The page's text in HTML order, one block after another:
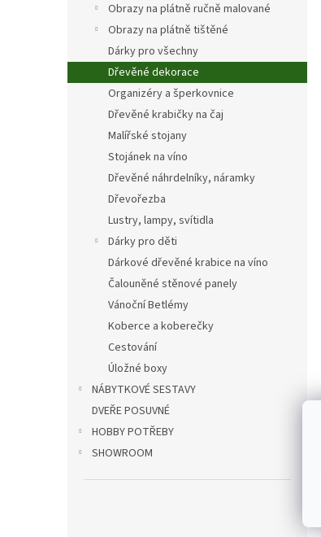
Obrazy na plátně ručně malované
Obrazy na plátně tištěné
Dárky pro všechny
Dřevěné dekorace
Organizéry a šperkovnice
Dřevěné krabičky na čaj
Malířské stojany
Stojánek na víno
Dřevěné náhrdelníky, náramky
Dřevořezba
Lustry, lampy, svítidla
Dárky pro děti
Dárkové dřevěné krabice na víno
Čalouněné stěnové panely
Vánoční Betlémy
Koberce a koberečky
Cestování
Úložné boxy
NÁBYTKOVÉ SESTAVY
DVEŘE POSUVNÉ
HOBBY POTŘEBY
SHOWROOM